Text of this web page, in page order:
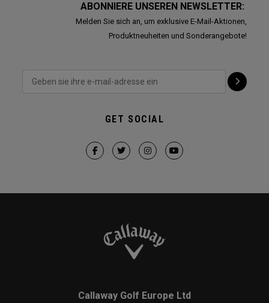
ABONNIERE UNSEREN NEWSLETTER:
Melden Sie sich an, um exklusive E-Mail-Aktionen,
Produktneuheiten und Sonderangebote!
GET SOCIAL
Callaway Golf Europe Ltd